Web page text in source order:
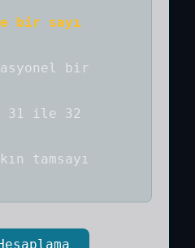
bir sayı
bir
31 ile 32
tamsayı